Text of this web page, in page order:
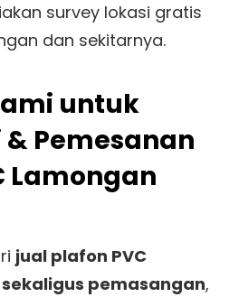
survey lokasi gratis
dan sekitarnya.
untuk
Pemesanan
Lamongan
jual plafon PVC
pemasangan,